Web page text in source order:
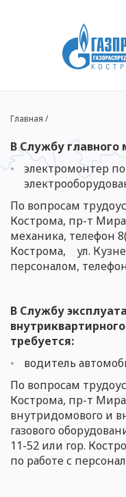
Главная /
В Службу главного
электромонтер
По вопросам
Кострома, пр-т
механика, телефон
Кострома, ул.
персоналом,
В Службу
требуется:
водитель
По вопросам
Кострома, пр-т
внутридомового и
газового
11-52 или гор.
по работе с